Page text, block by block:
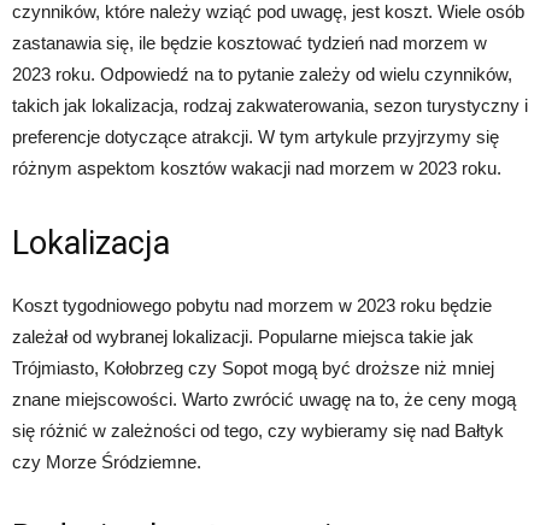
czynników, które należy wziąć pod uwagę, jest koszt. Wiele osób
zastanawia się, ile będzie kosztować tydzień nad morzem w
2023 roku. Odpowiedź na to pytanie zależy od wielu czynników,
takich jak lokalizacja, rodzaj zakwaterowania, sezon turystyczny i
preferencje dotyczące atrakcji. W tym artykule przyjrzymy się
różnym aspektom kosztów wakacji nad morzem w 2023 roku.
Lokalizacja
Koszt tygodniowego pobytu nad morzem w 2023 roku będzie
zależał od wybranej lokalizacji. Popularne miejsca takie jak
Trójmiasto, Kołobrzeg czy Sopot mogą być droższe niż mniej
znane miejscowości. Warto zwrócić uwagę na to, że ceny mogą
się różnić w zależności od tego, czy wybieramy się nad Bałtyk
czy Morze Śródziemne.